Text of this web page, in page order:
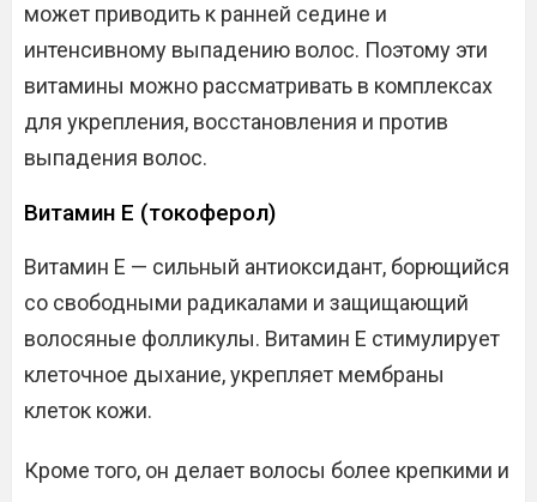
может приводить к ранней седине и
интенсивному выпадению волос. Поэтому эти
витамины можно рассматривать в комплексах
для укрепления, восстановления и против
выпадения волос.
Витамин Е (токоферол)
Витамин Е — сильный антиоксидант, борющийся
со свободными радикалами и защищающий
волосяные фолликулы. Витамин Е стимулирует
клеточное дыхание, укрепляет мембраны
клеток кожи.
Кроме того, он делает волосы более крепкими и